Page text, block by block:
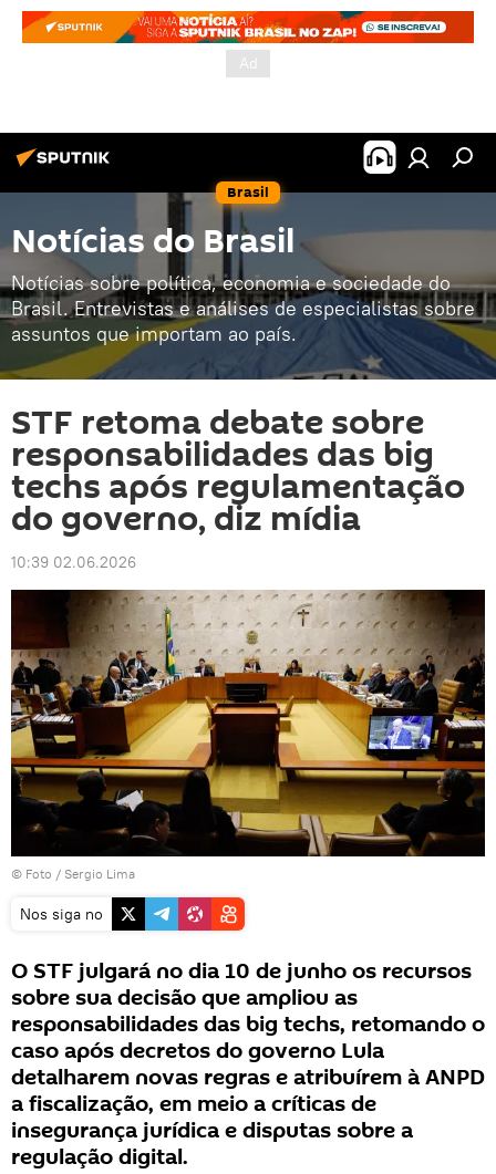
Brasil
Notícias do Brasil
Notícias sobre política, economia e sociedade do
Brasil. Entrevistas e análises de especialistas sobre
assuntos que importam ao país.
STF retoma debate sobre
responsabilidades das big
techs após regulamentação
do governo, diz mídia
10:39 02.06.2026
© Foto / Sergio Lima
Nos siga no
O STF julgará no dia 10 de junho os recursos
sobre sua decisão que ampliou as
responsabilidades das big techs, retomando o
caso após decretos do governo Lula
detalharem novas regras e atribuírem à ANPD
a fiscalização, em meio a críticas de
insegurança jurídica e disputas sobre a
regulação digital.